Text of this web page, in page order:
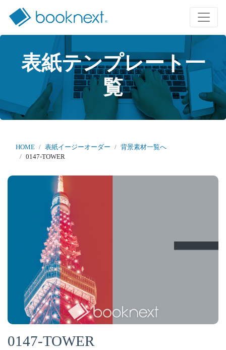
表紙テンプレート一
覧
HOME 表紙イージーオーダー
背景素材一覧へ
0147-TOWER
0147-TOWER